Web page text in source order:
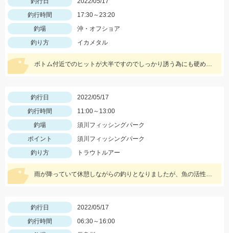
釣行時間
17:30～23:20
釣場
沖・オフショア
釣り方
イカメタル
ボトム付近でのヒットが大半ですのでしっかり誘う為にも硬めの竿がオススメ！スッテは基本色の赤緑・赤黄などの20号がメインです。
釣行日
2022/05/17
釣行時間
11:00～13:00
釣場
須川フィッシングパーク
ポイント
須川フィッシングパーク
釣り方
トラウトルアー
雨が降っていて休憩しながらの釣りとなりましたが、魚の活性が高く楽しむことができました！Bスパーク2.0ｇのＧマジョーラに反応良かったです。
釣行日
2022/05/17
釣行時間
06:30～16:00